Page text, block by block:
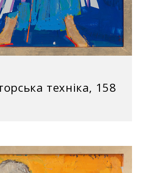
техніка, 158